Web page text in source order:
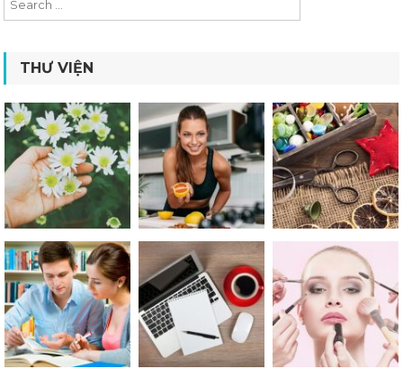
THƯ VIỆN